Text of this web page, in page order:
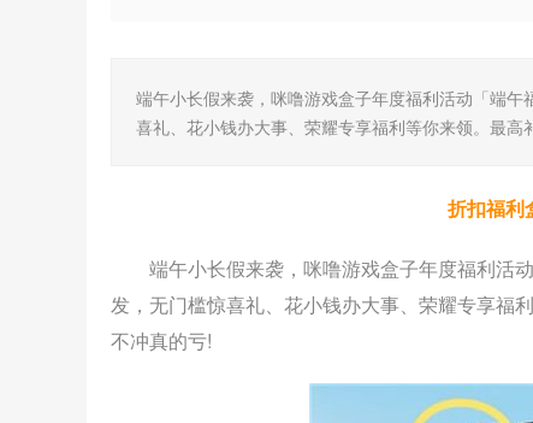
端午小长假来袭，咪噜游戏盒子年度福利活动「端
喜礼、花小钱办大事、荣耀专享福利等你来领。最
折扣福利
端午小长假来袭，咪噜游戏盒子年度福利活
发，无门槛惊喜礼、花小钱办大事、荣耀专享福
不冲真的亏!